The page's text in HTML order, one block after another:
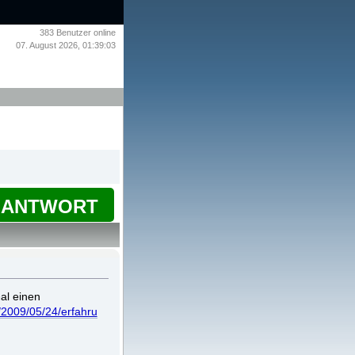
383 Benutzer online
07. August 2026, 01:39:03
ANTWORT
einen
05/24/erfahru